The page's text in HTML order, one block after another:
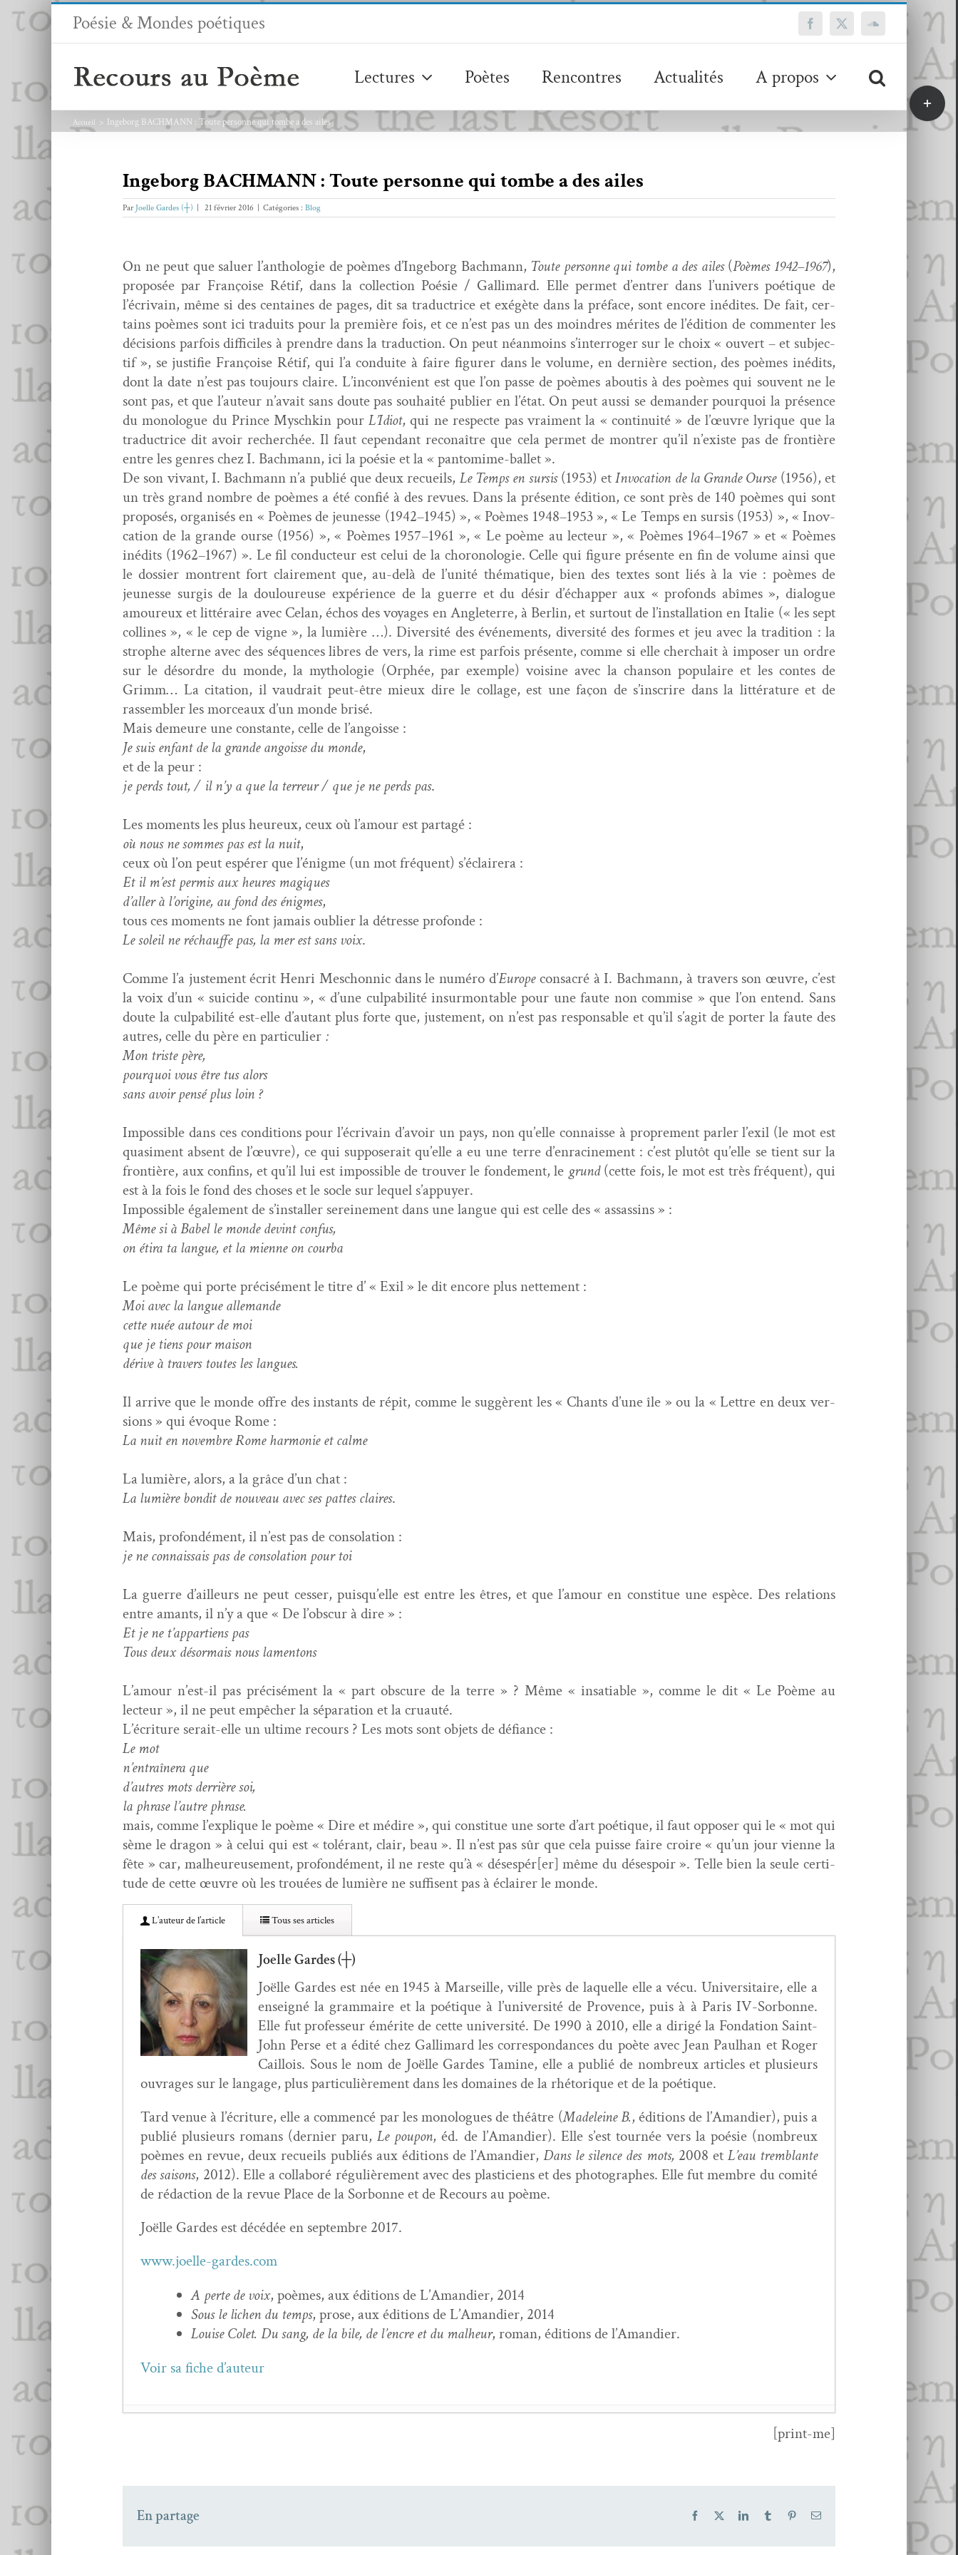
Passer
Poésie & Mondes poétiques Facebook
X SoundCloud
Lectures Poètes Rencontres Actualités A propos
Accueil Ingeborg BACHMANN : Toute personne qui tombe a des ailes
Ingeborg BACHMANN : Toute personne qui tombe a des ailes
Par Joelle Gardes (┼) 21 février 2016 Catégories : Blog
On ne peut que saluer l’anthologie de poèmes d’Ingeborg Bach­mann, Toute per­son­ne qui tombe a des ailes(Poèmes 1942–1967),
pro­posée par Françoise Rétif, dans la col­lec­tion Poésie / Gal­li­mard. Elle per­met d’entrer dans l’univers poé­tique de
l’écrivain, même si des cen­taines de pages, dit sa tra­duc­trice et exégète dans la pré­face, sont encore inédites. De fait, cer­
tains poèmes sont ici traduits pour la pre­mière fois, et ce n’est pas un des moin­dres mérites de l’édition de com­menter les
déci­sions par­fois dif­fi­ciles à pren­dre dans la tra­duc­tion. On peut néan­moins s’interroger sur le choix « ouvert – et sub­jec­
tif », se jus­ti­fie Françoise Rétif, qui l’a con­duite à faire fig­ur­er dans le vol­ume, en dernière sec­tion, des poèmes inédits,
dont la date n’est pas tou­jours claire. L’inconvénient est que l’on passe de poèmes aboutis à des poèmes qui sou­vent ne le
sont pas, et que l’auteur n’avait sans doute pas souhaité pub­li­er en l’état. On peut aus­si se deman­der pourquoi la présence
du mono­logue du Prince Myschkin pourL’Idiot, qui ne respecte pas vrai­ment la « con­ti­nu­ité » de l’œuvre lyrique que la
tra­duc­trice dit avoir recher­chée. Il faut cepen­dant reconaître que cela per­met de mon­tr­er qu’il n’existe pas de fron­tière
entre les gen­res chez I. Bach­mann, ici la poésie et la « pantomime-ballet ».
De son vivant, I. Bach­mann n’a pub­lié que deux recueils, Le Temps en sur­sis(1953) etInvo­ca­tion de la Grande Ourse(1956), et
un très grand nom­bre de poèmes a été con­fié à des revues. Dans la présente édi­tion, ce sont près de 140 poèmes qui sont
pro­posés, organ­isés en « Poèmes de jeunesse (1942–1945) », « Poèmes 1948–1953 », « Le Temps en sur­sis (1953) », « Inov­
ca­tion de la grande ourse (1956) », « Poèmes 1957–1961 », « Le poème au lecteur », « Poèmes 1964–1967 » et « Poèmes
inédits (1962–1967) ». Le fil con­duc­teur est celui de la choronolo­gie. Celle qui fig­ure présente en fin de vol­ume ain­si que
le dossier mon­trent fort claire­ment que, au-delà de l’unité thé­ma­tique, bien des textes sont liés à la vie : poèmes de
jeunesse sur­gis de la douloureuse expéri­ence de la guerre et du désir d’échapper aux « pro­fonds abîmes », dia­logue
amoureux et lit­téraire avec Celan, échos des voy­ages en Angleterre, à Berlin, et surtout de l’installation en Ital­ie (« les sept
collines », « le cep de vigne », la lumière …). Diver­sité des événe­ments, diver­sité des formes et jeu avec la tra­di­tion : la
stro­phe alterne avec des séquences libres de vers, la rime est par­fois présente, comme si elle cher­chait à impos­er un ordre
sur le désor­dre du monde, la mytholo­gie (Orphée, par exem­ple) voi­sine avec la chan­son pop­u­laire et les con­tes de
Grimm… La cita­tion, il vaudrait peut-être mieux dire le col­lage, est une façon de s’inscrire dans la lit­téra­ture et de
rassem­bler les morceaux d’un monde brisé.
Mais demeure une con­stante, celle de l’angoisse :
Je suis enfant de la grande angoisse du monde,
et de la peur :
je perds tout, / il n’y a que la ter­reur / que je ne perds pas.
Les moments les plus heureux, ceux où l’amour est partagé :
où nous ne sommes pas est la nuit,
ceux où l’on peut espér­er que l’énigme (un mot fréquent) s’éclairera :
Et il m’est per­mis aux heures magiques
d’aller à l’origine, au fond des énigmes,
tous ces moments ne font jamais oubli­er la détresse profonde :
Le soleil ne réchauffe pas, la mer est sans voix.
Comme l’a juste­ment écrit Hen­ri Meschon­nic dans le numéro d’Europecon­sacré à I. Bach­mann, à tra­vers son œuvre, c’est
la voix d’un « sui­cide con­tinu », « d’une cul­pa­bil­ité insur­montable pour une faute non com­mise » que l’on entend. Sans
doute la cul­pa­bil­ité est-elle d’autant plus forte que, juste­ment, on n’est pas respon­s­able et qu’il s’agit de porter la faute des
autres, celle du père en par­ti­c­uli­er :
Mon triste père,
pourquoi vous être tus alors
sans avoir pen­sé plus loin ?
Impos­si­ble dans ces con­di­tions pour l’écrivain d’avoir un pays, non qu’elle con­naisse à pro­pre­ment par­ler l’exil (le mot est
qua­si­ment absent de l’œuvre), ce qui sup­poserait qu’elle a eu une terre d’enracinement : c’est plutôt qu’elle se tient sur la
fron­tière, aux con­fins, et qu’il lui est impos­si­ble de trou­ver le fonde­ment, le grund(cette fois, le mot est très fréquent), qui
est à la fois le fond des choses et le socle sur lequel s’appuyer.
Impos­si­ble égale­ment de s’installer sere­ine­ment dans une langue qui est celle des « assassins » :
Même si à Babel le monde devint confus,
on éti­ra ta langue, et la mienne on courba
Le poème qui porte pré­cisé­ment le titre d’ « Exil » le dit encore plus nettement :
Moi avec la langue allemande
cette nuée autour de moi
que je tiens pour maison
dérive à tra­vers toutes les langues.
Il arrive que le monde offre des instants de répit, comme le sug­gèrent les « Chants d’une île » ou la « Let­tre en deux ver­
sions » qui évoque Rome :
La nuit en novem­bre Rome har­monie et calme
La lumière, alors, a la grâce d’un chat :
La lumière bon­dit de nou­veau avec ses pattes claires.
Mais, pro­fondé­ment, il n’est pas de consolation :
je ne con­nais­sais pas de con­so­la­tion pour toi
La guerre d’ailleurs ne peut cess­er, puisqu’elle est entre les êtres, et que l’amour en con­stitue une espèce. Des rela­tions
entre amants, il n’y a que « De l’obscur à dire » :
Et je ne t’appartiens pas
Tous deux désor­mais nous lamentons
L’amour n’est-il pas pré­cisé­ment la « part obscure de la terre » ? Même « insa­tiable », comme le dit « Le Poème au
lecteur », il ne peut empêch­er la sépa­ra­tion et la cruauté.
L’écriture serait-elle un ultime recours ? Les mots sont objets de défiance :
Le mot
n’entraînera que
d’autres mots der­rière soi,
la phrase l’autre phrase.
mais, comme l’explique le poème « Dire et médire », qui con­stitue une sorte d’art poé­tique, il faut oppos­er qui le « mot qui
sème le drag­on » à celui qui est « tolérant, clair, beau ». Il n’est pas sûr que cela puisse faire croire « qu’un jour vienne la
fête » car, mal­heureuse­ment, pro­fondé­ment, il ne reste qu’à « désespér[er] même du dés­espoir ». Telle bien la seule cer­ti­
tude de cette œuvre où les trouées de lumière ne suff­isent pas à éclair­er le monde.
L’au­teur de l’article Tous ses articles
Joelle Gardes (┼)
Joëlle Gardes est née en 1945 à Mar­seille, ville près de laque­lle elle a vécu. Uni­ver­si­taire, elle a
enseigné la gram­maire et la poé­tique à l’université de Provence, puis à à Paris IV-Sor­bonne.
Elle fut pro­fesseur émérite de cette uni­ver­sité. De 1990 à 2010, elle a dirigé la Fon­da­tion Saint-
John Perse et a édité chez Gal­li­mard les cor­re­spon­dances du poète avec Jean Paul­han et Roger
Cail­lois. Sous le nom de Joëlle Gardes Tamine, elle a pub­lié de nom­breux arti­cles et plusieurs
ouvrages sur le lan­gage, plus par­ti­c­ulière­ment dans les domaines de la rhé­torique et de la poétique.
Tard venue à l’écri­t­ure, elle a com­mencé par les mono­logues de théâtre (Madeleine B., édi­tions de l’A­mandi­er), puis a
pub­lié plusieurs romans (dernier paru,Le poupon, éd. de l’A­mandi­er). Elle s’est tournée vers la poésie (nom­breux
poèmes en revue, deux recueils pub­liés aux édi­tions de l’A­mandi­er,Dans le silence des mots, 2008 etL’eau trem­blante
des saisons, 2012). Elle a col­laboré régulière­ment avec des plas­ti­ciens et des pho­tographes. Elle fut mem­bre du comité
de rédac­tion de la revue Place de la Sor­bonne et de Recours au poème.
Joëlle Gardes est décédée en sep­tem­bre 2017.
www.joelle-gardes.com
A perte de voix, poèmes, aux édi­tions de L’A­mandi­er, 2014
Sous le lichen du temps, prose, aux édi­tions de L’A­mandi­er, 2014
Louise Colet. Du sang, de la bile, de l’en­cre et du mal­heur, roman, édi­tions de l’Amandier.
Voir sa fiche d’auteur
Hen­ry JAMES : Car­nets
[print-me]
En partage Facebook LinkedInTumblr PinterestEmail
Bascule
de
la
barre